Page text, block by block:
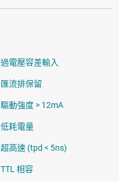
過電壓容差輸入
匯流排保留
驅動強度 > 12mA
低耗電量
超高速 (tpd < 5ns)
TTL 相容